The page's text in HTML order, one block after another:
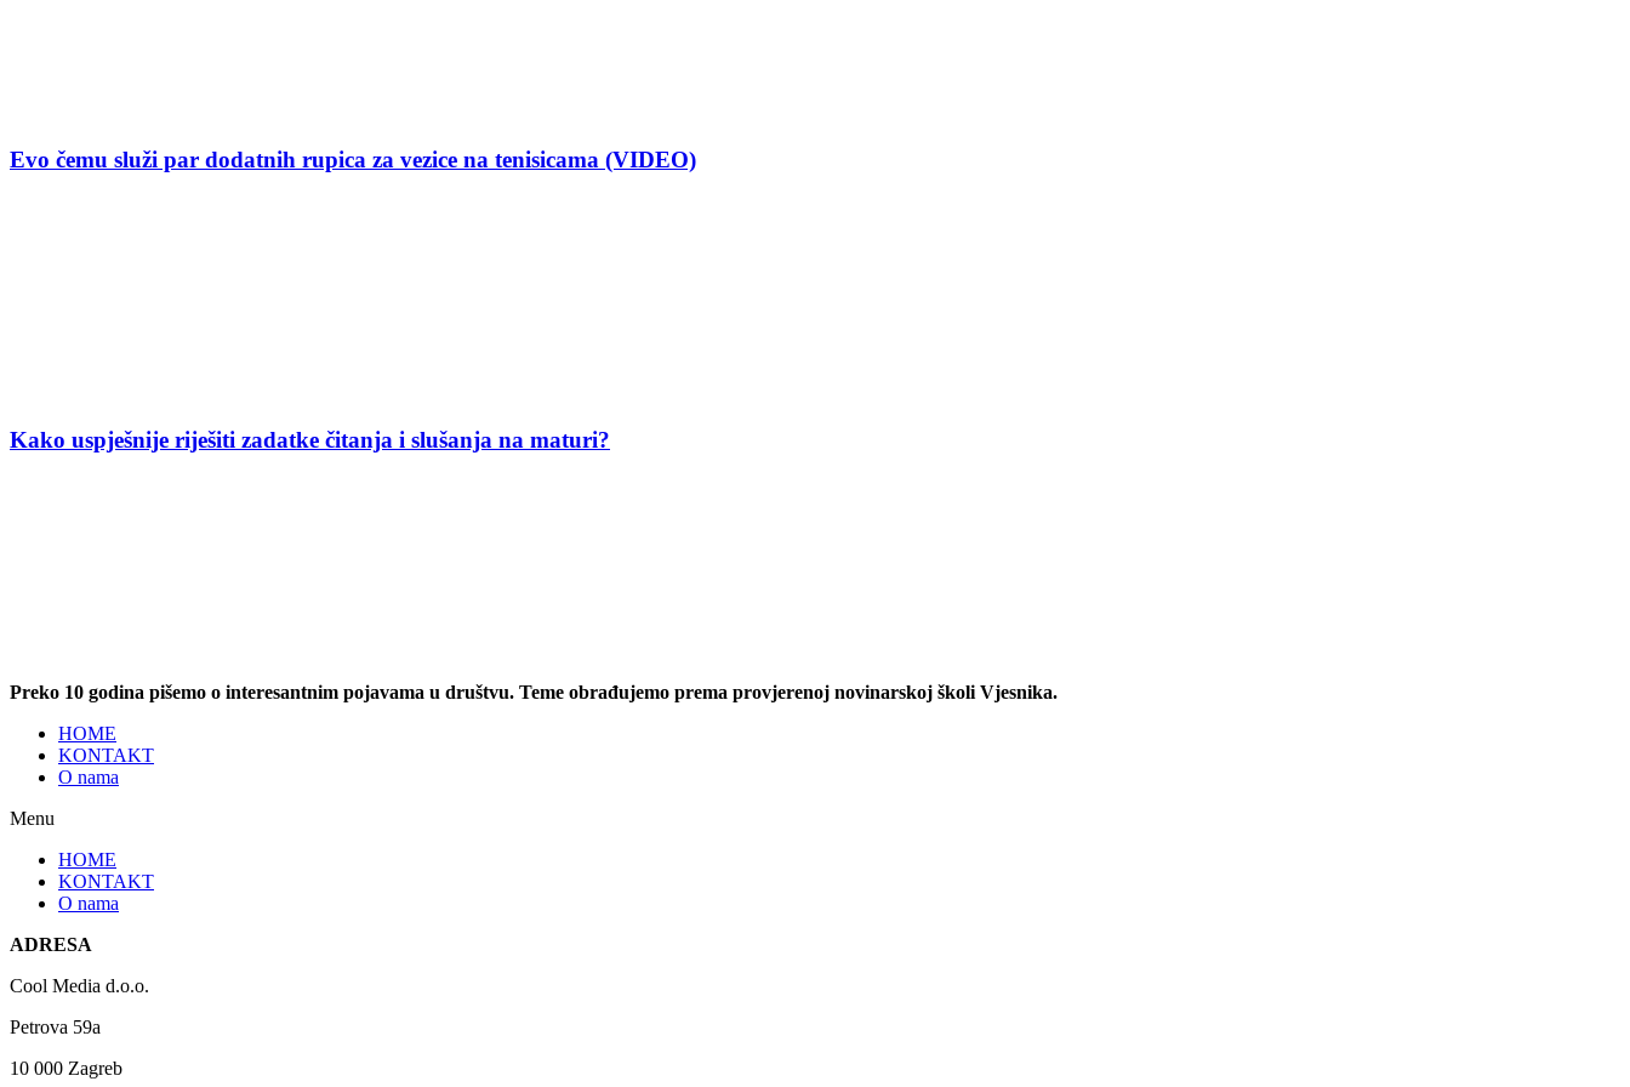
Evo čemu služi par dodatnih rupica za vezice na tenisicama (VIDEO)
Kako uspješnije riješiti zadatke čitanja i slušanja na maturi?
Preko 10 godina pišemo o interesantnim pojavama u društvu. Teme obrađujemo prema provjerenoj novinarskoj školi Vjesnika.
HOME
KONTAKT
O nama
Menu
HOME
KONTAKT
O nama
ADRESA
Cool Media d.o.o.
Petrova 59a
10 000 Zagreb